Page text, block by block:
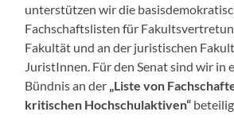
unterstützen wir die
Fachschaftslisten für
Fakultät und an der juristischen
JuristInnen. Für den Senat sind wir in
Bündnis an der „Liste von
kritischen Hochschulaktiven“